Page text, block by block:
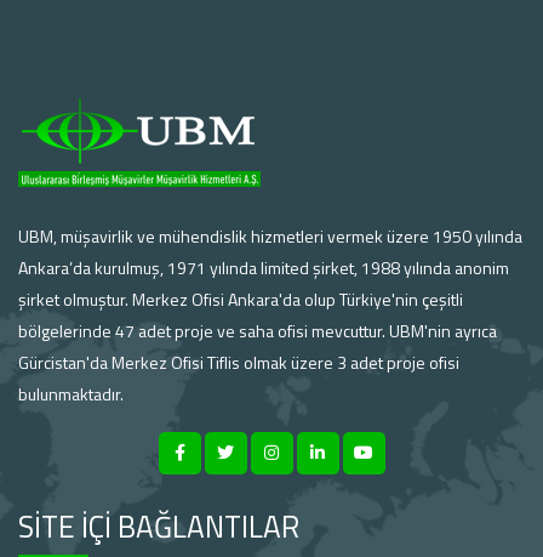
UBM, müşavirlik ve mühendislik hizmetleri vermek üzere 1950 yılında
Ankara’da kurulmuş, 1971 yılında limited şirket, 1988 yılında anonim
şirket olmuştur. Merkez Ofisi Ankara'da olup Türkiye'nin çeşitli
bölgelerinde 47 adet proje ve saha ofisi mevcuttur. UBM'nin ayrıca
Gürcistan'da Merkez Ofisi Tiflis olmak üzere 3 adet proje ofisi
bulunmaktadır.
SİTE İÇİ BAĞLANTILAR